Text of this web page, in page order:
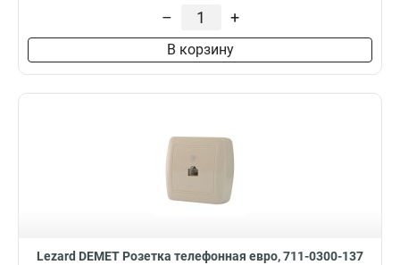
– +
В корзину
Lezard DEMET Розетка телефонная евро, 711-0300-137